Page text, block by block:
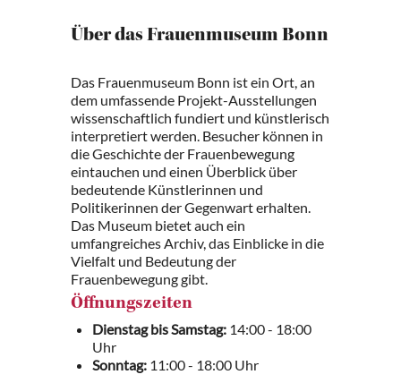
Über das Frauenmuseum Bonn
Das Frauenmuseum Bonn ist ein Ort, an
dem umfassende Projekt-Ausstellungen
wissenschaftlich fundiert und künstlerisch
interpretiert werden. Besucher können in
die Geschichte der Frauenbewegung
eintauchen und einen Überblick über
bedeutende Künstlerinnen und
Politikerinnen der Gegenwart erhalten.
Das Museum bietet auch ein
umfangreiches Archiv, das Einblicke in die
Vielfalt und Bedeutung der
Frauenbewegung gibt.
Öffnungszeiten
Dienstag bis Samstag: 14:00 - 18:00
Uhr
Sonntag: 11:00 - 18:00 Uhr